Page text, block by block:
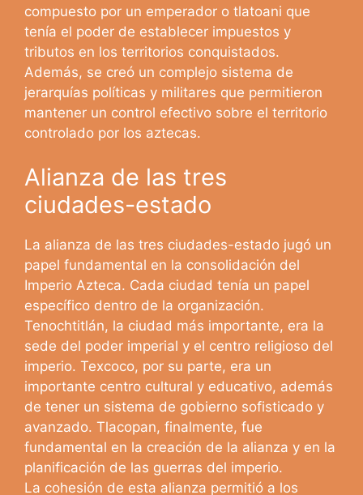
compuesto por un emperador o tlatoani que
tenía el poder de establecer impuestos y
tributos en los territorios conquistados.
Además, se creó un complejo sistema de
jerarquías políticas y militares que permitieron
mantener un control efectivo sobre el territorio
controlado por los aztecas.
Alianza de las tres
ciudades-estado
La alianza de las tres ciudades-estado jugó un
papel fundamental en la consolidación del
Imperio Azteca. Cada ciudad tenía un papel
específico dentro de la organización.
Tenochtitlán, la ciudad más importante, era la
sede del poder imperial y el centro religioso del
imperio. Texcoco, por su parte, era un
importante centro cultural y educativo, además
de tener un sistema de gobierno sofisticado y
avanzado. Tlacopan, finalmente, fue
fundamental en la creación de la alianza y en la
planificación de las guerras del imperio.
La cohesión de esta alianza permitió a los